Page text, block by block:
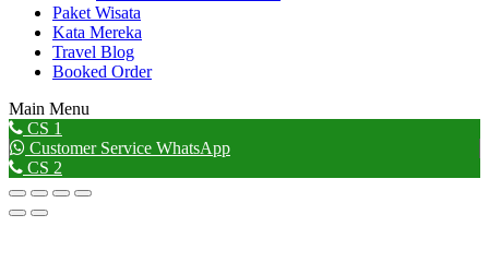
Paket Wisata
Kata Mereka
Travel Blog
Booked Order
Main Menu
Go
to
Top
CS 1
Customer Service WhatsApp
CS 2